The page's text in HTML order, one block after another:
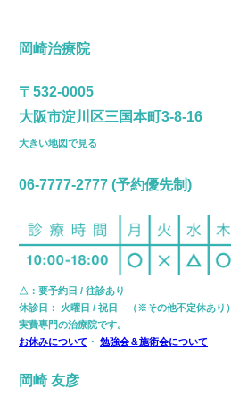
岡崎治療院
〒532-0005
大阪市淀川区三国本町3-8-16
大きい地図で見る
06-7777-2777 (予約優先制)
△：要予約日 / 往診あり
休診日： 火曜日 / 祝日 （※その他不定休あり）
実費専門の治療院です。
お休みについて ・ 勉強会＆施術会について
岡崎 友彦